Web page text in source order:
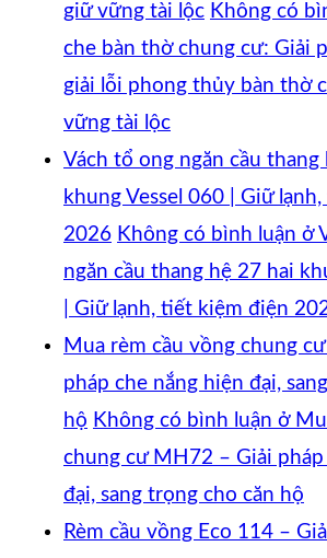
giữ vững tài lộc Không có
che bàn thờ chung cư: Giải
giải lỗi phong thủy bàn thờ
vững tài lộc
Vách tổ ong ngăn cầu thang
khung Vessel 060 | Giữ
2026 Không có bình luận ở
ngăn cầu thang hệ 27 hai
| Giữ lạnh, tiết kiệm điện
Mua rèm cầu vồng chung
pháp che nắng hiện đại,
hộ Không có bình luận ở
chung cư MH72 – Giải
đại, sang trọng cho căn hộ
Rèm cầu vồng Eco 114 –